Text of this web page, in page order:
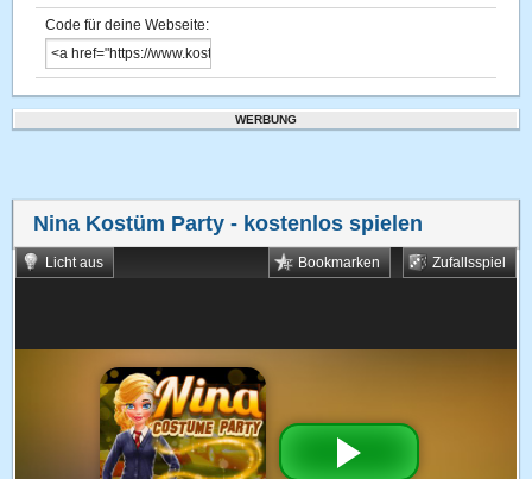
Code für deine Webseite:
WERBUNG
Nina Kostüm Party - kostenlos spielen
Licht aus Zufallsspiel
Bookmarken